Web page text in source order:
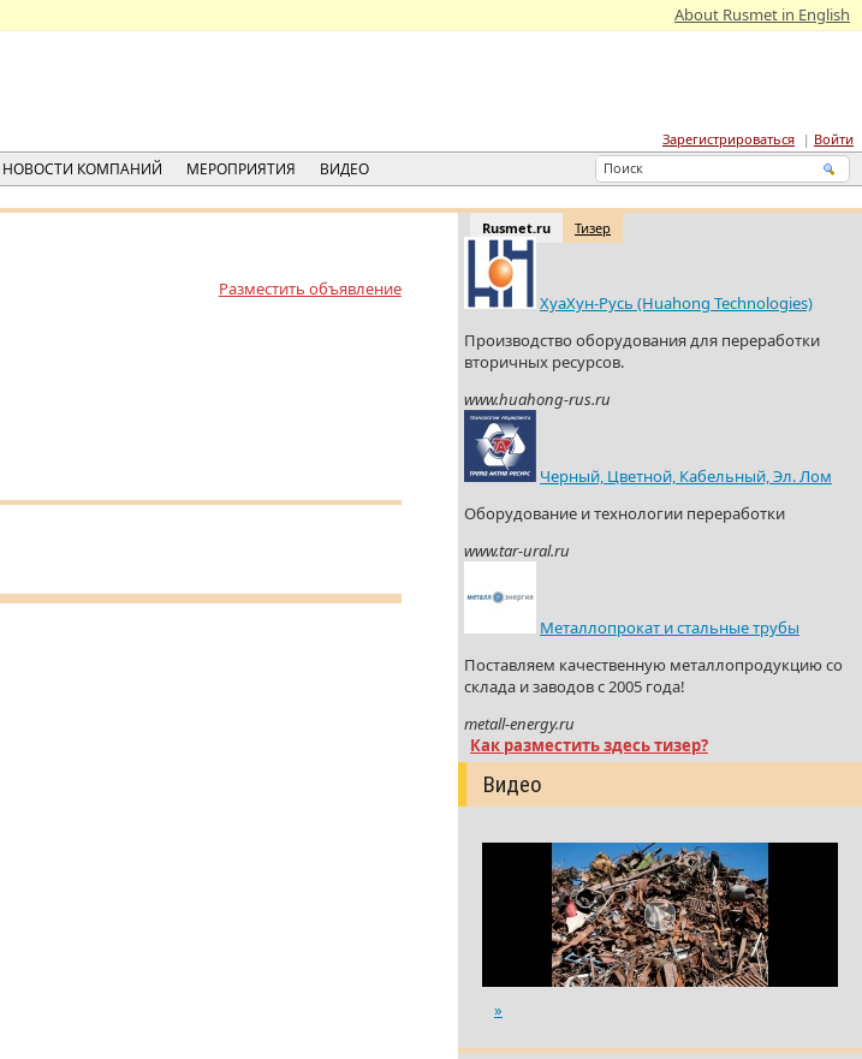
About Rusmet in English
Зарегистрироваться Войти
НОВОСТИ КОМПАНИЙ МЕРОПРИЯТИЯ ВИДЕО
Rusmet.ru Тизер
ХуаХун-Русь (Huahong Technologies)
Производство оборудования для переработки
вторичных ресурсов.
www.huahong-rus.ru
Черный, Цветной, Кабельный, Эл. Лом
Оборудование и технологии переработки
www.tar-ural.ru
Металлопрокат и стальные трубы
Поставляем качественную металлопродукцию со
склада и заводов с 2005 года!
metall-energy.ru
Как разместить здесь тизер?
Видео
»
Разместить объявление